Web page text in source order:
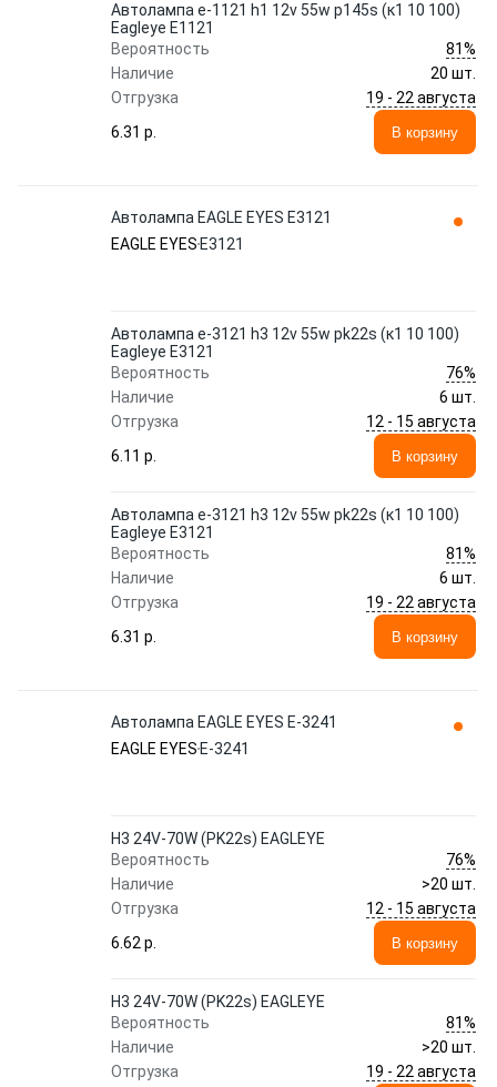
Автолампа e-1121 h1 12v 55w p145s (к1 10 100)
Eagleye E1121
Вероятность
81%
Наличие
20 шт.
Отгрузка
19 - 22 августа
6.31 p.
В корзину
Автолампа EAGLE EYES E3121
EAGLE EYES E3121
Автолампа e-3121 h3 12v 55w pk22s (к1 10 100)
Eagleye E3121
Вероятность
76%
Наличие
6 шт.
Отгрузка
12 - 15 августа
6.11 p.
В корзину
Автолампа e-3121 h3 12v 55w pk22s (к1 10 100)
Eagleye E3121
Вероятность
81%
Наличие
6 шт.
Отгрузка
19 - 22 августа
6.31 p.
В корзину
Автолампа EAGLE EYES E-3241
EAGLE EYES E-3241
H3 24V-70W (PK22s) EAGLEYE
Вероятность
76%
Наличие
>20 шт.
Отгрузка
12 - 15 августа
6.62 p.
В корзину
H3 24V-70W (PK22s) EAGLEYE
Вероятность
81%
Наличие
>20 шт.
Отгрузка
19 - 22 августа